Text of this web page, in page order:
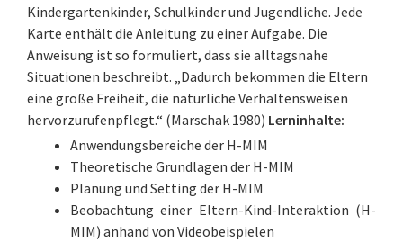
Kindergartenkinder, Schulkinder und Jugendliche. Jede
Karte enthält die Anleitung zu einer Aufgabe. Die
Anweisung ist so formuliert, dass sie alltagsnahe
Situationen beschreibt. „Dadurch bekommen die Eltern
eine große Freiheit, die natürliche Verhaltensweisen
hervorzurufenpflegt.“ (Marschak 1980) Lerninhalte:
Anwendungsbereiche der H-MIM
Theoretische Grundlagen der H-MIM
Planung und Setting der H-MIM
Beobachtung einer Eltern-Kind-Interaktion (H-
MIM) anhand von Videobeispielen